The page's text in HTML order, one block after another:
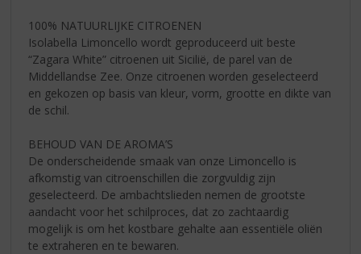
100% NATUURLIJKE CITROENEN
Isolabella Limoncello wordt geproduceerd uit beste
“Zagara White” citroenen uit Sicilië, de parel van de
Middellandse Zee. Onze citroenen worden geselecteerd
en gekozen op basis van kleur, vorm, grootte en dikte van
de schil.
BEHOUD VAN DE AROMA’S
De onderscheidende smaak van onze Limoncello is
afkomstig van citroenschillen die zorgvuldig zijn
geselecteerd. De ambachtslieden nemen de grootste
aandacht voor het schilproces, dat zo zachtaardig
mogelijk is om het kostbare gehalte aan essentiële oliën
te extraheren en te bewaren.